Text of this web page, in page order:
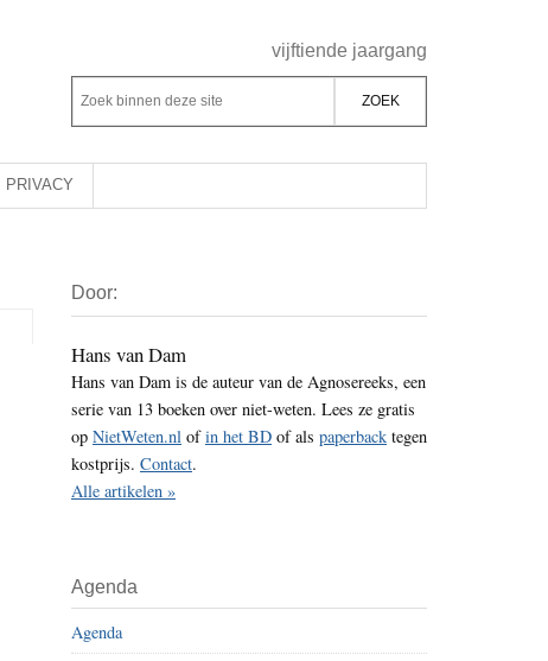
Rechts
vijftiende jaargang
Z
o
e
k
d
e
z
e
s
i
t
Z
o
k
b
n
n
e
z
e
t
e
PRIVACY
Sidebar
Door:
Hans van Dam
Hans van Dam is de auteur van de Agnosereeks, een
serie van 13 boeken over niet-weten. Lees ze gratis
op NietWeten.nl ofin het BD of als paperback tegen
kostprijs. Contact.
Alle artikelen »
Agenda
Agenda